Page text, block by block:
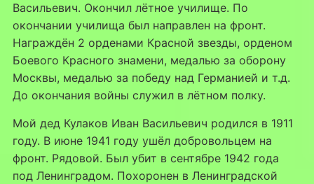
Васильевич. Окончил лётное училище. По
окончании училища был направлен на фронт.
Награждён 2 орденами Красной звезды, орденом
Боевого Красного знамени, медалью за оборону
Москвы, медалью за победу над Германией и т.д.
До окончания войны служил в лётном полку.
Мой дед Кулаков Иван Васильевич родился в 1911
году. В июне 1941 году ушёл добровольцем на
фронт. Рядовой. Был убит в сентябре 1942 года
под Ленинградом. Похоронен в Ленинградской